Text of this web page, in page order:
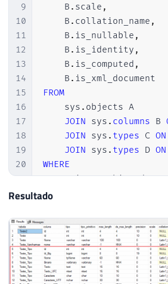
9
10
11
12
13
14
15
16
17
18
19
20
21
22
24
    B
. scale ,
    B
. collation_name ,
    B
. is_nullable ,
    B
. is_identity ,
    B
. is_computed ,
    B
.
FROM
    sys
. objects A
JOIN sys . columns B
JOIN sys . types C ON
JOIN sys . types D ON
WHERE
    A
.is_ms_shipped = 0
-- AND
Resultado